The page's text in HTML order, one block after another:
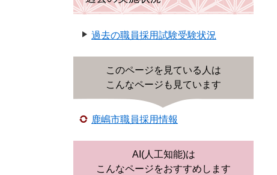
過去の職員採用試験受験状況
このページを見ている人は
こんなページも見ています
鹿嶋市職員採用情報
AI(人工知能)は
こんなページをおすすめします